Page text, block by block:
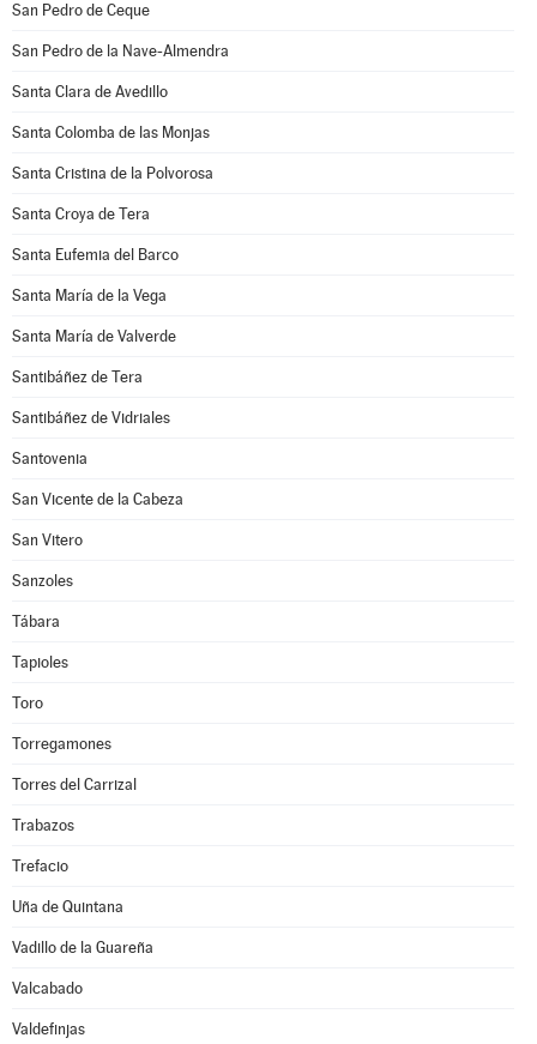
San Pedro de Ceque
San Pedro de la Nave-Almendra
Santa Clara de Avedillo
Santa Colomba de las Monjas
Santa Cristina de la Polvorosa
Santa Croya de Tera
Santa Eufemia del Barco
Santa María de la Vega
Santa María de Valverde
Santibáñez de Tera
Santibáñez de Vidriales
Santovenia
San Vicente de la Cabeza
San Vitero
Sanzoles
Tábara
Tapioles
Toro
Torregamones
Torres del Carrizal
Trabazos
Trefacio
Uña de Quintana
Vadillo de la Guareña
Valcabado
Valdefinjas